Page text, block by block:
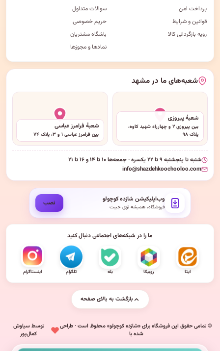
پرداخت امن
قوانین و شرایط
رویه بازگردانی کالا
سوالات متداول
حریم خصوصی
باشگاه مشتریان
نمادها و مجوزها
شعبه‌های ما در مشهد
شعبهٔ پیروزی
بین پیروزی ۲ و چهارراه شهید کاوه،
پلاک ۹۸
شعبهٔ فرامرز عباسی
بین فرامرز عباسی ۱ و ۳، پلاک ۷۴
شنبه تا پنجشنبه ۹ تا ۲۲ یکسره · جمعه‌ها ۱۰ تا ۱۴ و ۱۶ تا ۲۱
info@shazdehkoochooloo.com
وب‌اپلیکیشن شازده کوچولو
فروشگاه، همیشه توی جیبت نصب
ما را در شبکه‌های اجتماعی دنبال کنید
ایتا روبیکا بله تلگرام اینستاگرام
بازگشت به بالای صفحه
© تمامی حقوق این فروشگاه برای «شازده کوچولو» محفوظ است · طراحی
شده با
توسط سیاوش
کمال‌پور